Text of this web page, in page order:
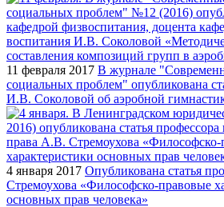
11 февраля 2017 В журнале
социальных проблем" опубликована
И.В. Соколовой об аэробной
4 января 2017 Опубликована статья
Стремоухова «Философско-правовые
основных прав человека»